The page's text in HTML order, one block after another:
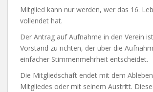
Mitglied kann nur werden, wer das 16.
vollendet hat.
Der Antrag auf Aufnahme in den Verein
Vorstand zu richten, der über die
einfacher Stimmenmehrheit entscheidet.
Die Mitgliedschaft endet mit dem
Mitgliedes oder mit seinem Austritt.